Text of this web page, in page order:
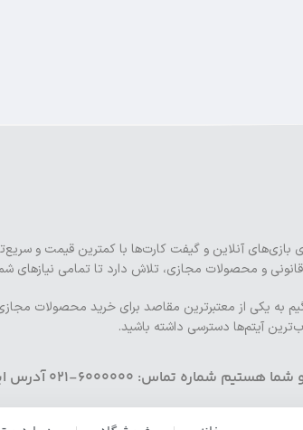
بازی‌های آنلاین و گیفت کارت‌ها با کمترین قیمت و
و محصولات مجازی، تلاش دارد تا تمامی نیازهای
رنگوگیم به یکی از معتبرترین مقاصد برای خرید محصولات
آیتم‌ها دسترسی داشته باشید.